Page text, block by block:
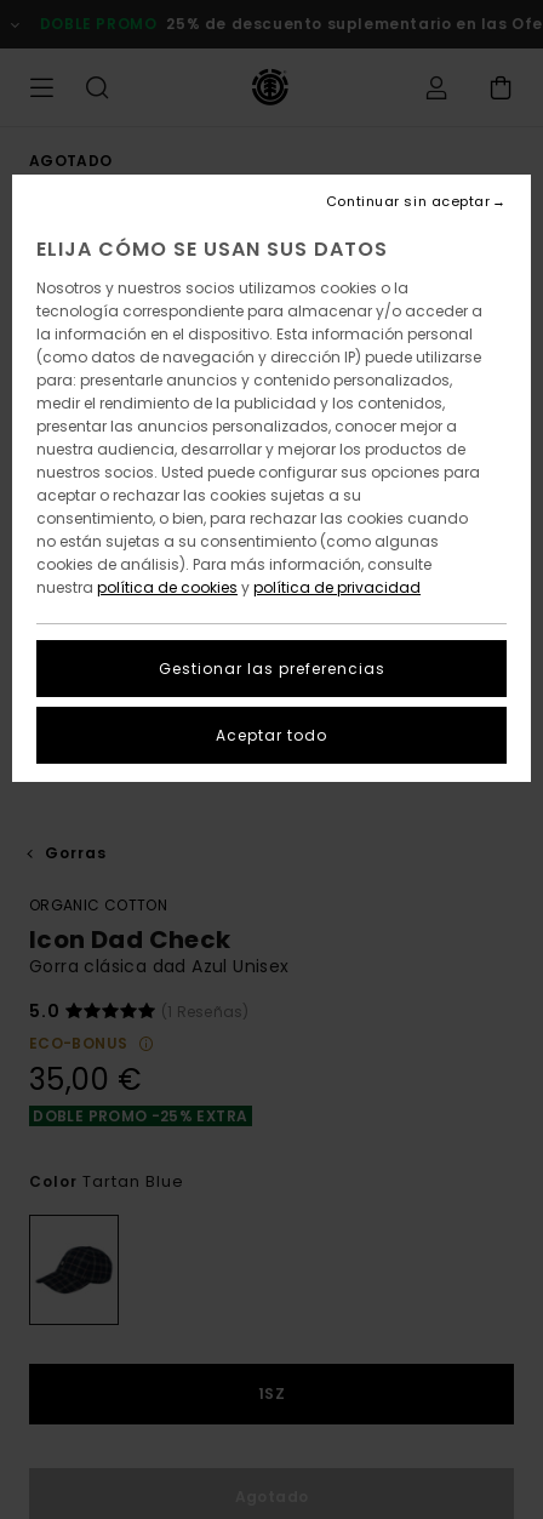
la
DOBLE PROMO 25% de descuento suplementario en las
AGOTADO
Gorras
ORGANIC COTTON
Icon Dad Check
Gorra clásica dad Azul Unisex
5.0
(1 Reseñas)
ECO-BONUS
35,00 €
DOBLE PROMO -25% EXTRA
Color Tartan Blue
1SZ
ELIJA CÓMO SE USAN SUS DATOS
Nosotros y nuestros socios utilizamos cookies o la
tecnología correspondiente para almacenar y/o acceder a
la información en el dispositivo. Esta información personal
(como datos de navegación y dirección IP) puede utilizarse
para: presentarle anuncios y contenido personalizados,
medir el rendimiento de la publicidad y los contenidos,
presentar las anuncios personalizados, conocer mejor a
nuestra audiencia, desarrollar y mejorar los productos de
nuestros socios. Usted puede configurar sus opciones para
aceptar o rechazar las cookies sujetas a su
consentimiento, o bien, para rechazar las cookies cuando
no están sujetas a su consentimiento (como algunas
cookies de análisis). Para más información, consulte
nuestra política de cookies ypolítica de privacidad
Gestionar las preferencias
Continuar sin aceptar
Aceptar todo